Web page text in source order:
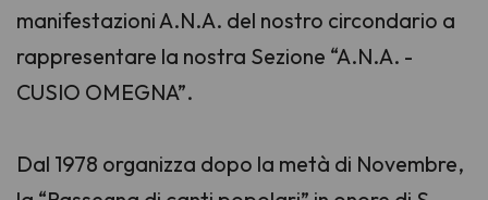
manifestazioni A.N.A. del nostro circondario a
rappresentare la nostra Sezione “A.N.A. -
CUSIO OMEGNA”.
Dal 1978 organizza dopo la metà di Novembre,